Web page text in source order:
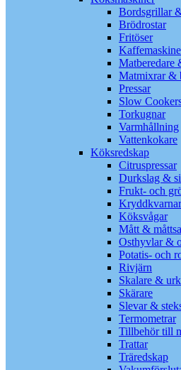
Bordsgrillar
Brödrostar
Fritöser
Matberedare
Matmixrar &
Pressar
Slow
Torkugnar
Varmhållning
Vattenkokare
Köksredskap
Citruspressar
Durkslag &
Frukt- och
Kryddkvarnar
Köksvågar
Mått &
Osthyvlar &
Potatis- och
Rivjärn
Skalare &
Skärare
Slevar &
Termometrar
Tillbehör till
Trattar
Träredskap